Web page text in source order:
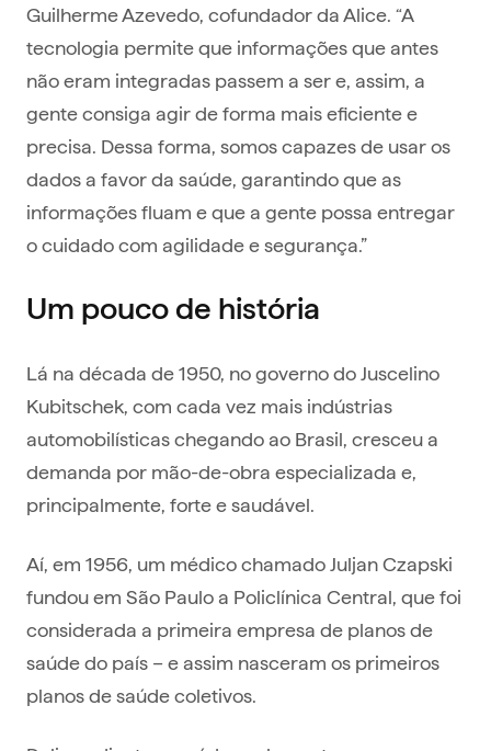
Guilherme Azevedo, cofundador da Alice. “A
tecnologia permite que informações que antes
não eram integradas passem a ser e, assim, a
gente consiga agir de forma mais eficiente e
precisa. Dessa forma, somos capazes de usar os
dados a favor da saúde, garantindo que as
informações fluam e que a gente possa entregar
o cuidado com agilidade e segurança.”
Um pouco de história
Lá na década de 1950, no governo do Juscelino
Kubitschek, com cada vez mais indústrias
automobilísticas chegando ao Brasil, cresceu a
demanda por mão-de-obra especializada e,
principalmente, forte e saudável.
Aí, em 1956, um médico chamado Juljan Czapski
fundou em São Paulo a Policlínica Central, que foi
considerada a primeira empresa de planos de
saúde do país – e assim nasceram os primeiros
planos de saúde coletivos.